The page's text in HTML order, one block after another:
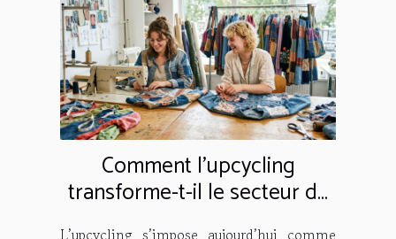
Comment l'upcycling
transforme-t-il le secteur de
la mode ?